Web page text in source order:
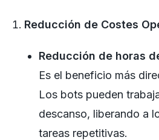
Reducción de Costes
Reducción de horas
Es el beneficio más
Los bots pueden
descanso, liberando a
tareas repetitivas.